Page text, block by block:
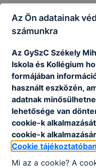
Az Ön adatainak
számunkra
Az GySzC Székely
Iskola és Kollégium
formájában
használt eszközén,
adatnak
lehetősége van
cookie-k
cookie-k
Cookie tájékoztatóban
Mi az a cookie? A